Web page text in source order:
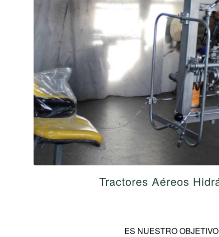
Tractores Aéreos
ES NUESTRO